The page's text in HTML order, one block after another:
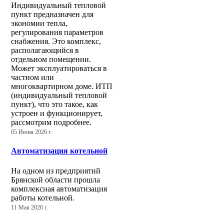
Индивидуальный тепловой
пункт предназначен для
экономии тепла,
регулирования параметров
снабжения. Это комплекс,
располагающийся в
отдельном помещении.
Может эксплуатироваться в
частном или
многоквартирном доме. ИТП
(индивидуальный тепловой
пункт), что это такое, как
устроен и функционирует,
рассмотрим подробнее.
05 Июня 2026 г.
Автоматизация котельной
На одном из предприятий
Брянской области прошла
комплексная автоматизация
работы котельной.
11 Мая 2026 г.